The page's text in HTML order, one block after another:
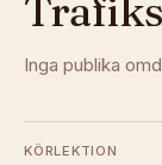
Inga publika
KÖRLEKTION